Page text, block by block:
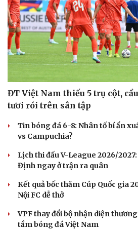
ĐT Việt Nam thiếu 5 trụ cột,
tươi rói trên sân tập
Tin bóng đá 6-8: Nhân tố bí ẩn
vs Campuchia?
Lịch thi đấu V-League 2026/
Định ngay ở trận ra quân
Kết quả bốc thăm Cúp Quốc gia
Nội FC dễ thở
VPF thay đổi bộ nhận diện
tầm bóng đá Việt Nam